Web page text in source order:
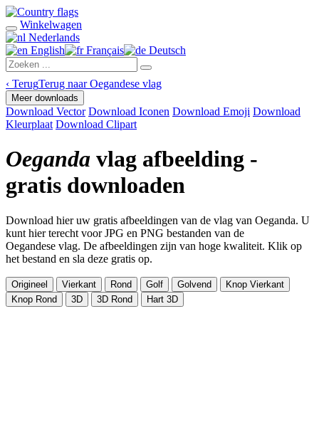
Winkelwagen
Nederlands
English
Français Deutsch
‹ TerugTerug naar Oegandese vlag
Meer downloads
Download Vector Download Iconen Download Emoji Download
Kleurplaat Download Clipart
Oeganda vlag afbeelding -
gratis downloaden
Download hier uw gratis afbeeldingen van de vlag van Oeganda. U
kunt hier terecht voor JPG en PNG bestanden van de
Oegandese vlag. De afbeeldingen zijn van hoge kwaliteit. Klik op
het bestand en sla deze gratis op.
Origineel Vierkant Rond Golf Golvend
Knop Vierkant
Knop Rond
3D 3D Rond Hart 3D